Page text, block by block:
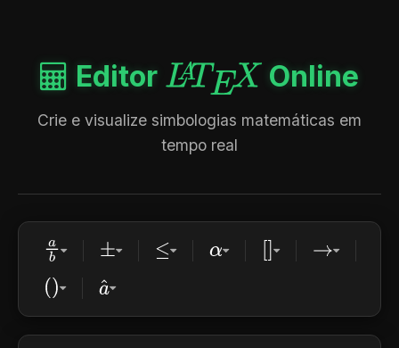
Editor LATEX Online
Crie e visualize simbologias matemáticas em
tempo real
ab ± ≤ α
→
(
a^